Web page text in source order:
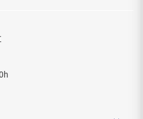
branca, o que facilita a
corporativos e
uso em sistemas de
conectando patch